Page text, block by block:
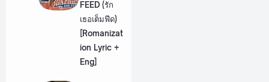
FEED (รัก
เธอเต็มฟีด)
[Romanizat
ion Lyric +
Eng]